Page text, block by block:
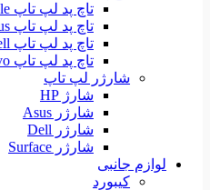
تاچ پد لپ تاپ Apple
تاچ پد لپ تاپ Asus
تاچ پد لپ تاپ Dell
تاچ پد لپ تاپ Lenovo
شارژر لپ تاپ
شارژ HP
شارژر Asus
شارژر Dell
شارژر Surface
لوازم جانبی
کیبورد